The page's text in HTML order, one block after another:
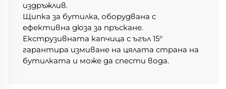
издръжлив.
Щипка за бутилка, оборудвана с
ефективна дюза за пръскане.
Екструзивната капчица с ъгъл 15°
гарантира измиване на цялата страна на
бутилката и може да спести вода.